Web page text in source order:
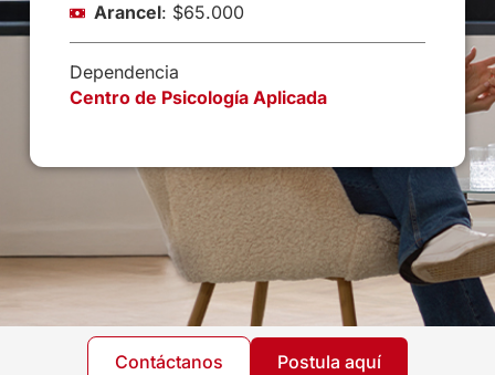
Arancel: $65.000
Dependencia
Centro de Psicología Aplicada
Contáctanos Postula aquí